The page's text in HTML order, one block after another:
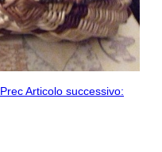
PrecArticolo successivo: